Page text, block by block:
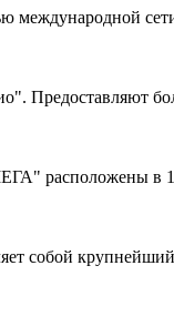
международной
Предоставляют
расположены в
собой